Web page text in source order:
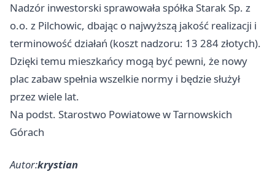
Nadzór inwestorski sprawowała spółka Starak Sp. z
o.o. z Pilchowic, dbając o najwyższą jakość realizacji i
terminowość działań (koszt nadzoru: 13 284 złotych).
Dzięki temu mieszkańcy mogą być pewni, że nowy
plac zabaw spełnia wszelkie normy i będzie służył
przez wiele lat.
Na podst. Starostwo Powiatowe w Tarnowskich
Górach
Autor:krystian